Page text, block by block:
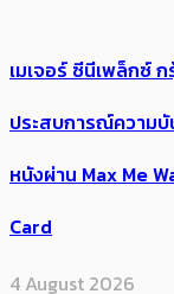
เมเจอร์ ซีนีเพล็กซ์
ประสบการณ์ความบั
หนังผ่าน Max Me
Card
4 August 2026